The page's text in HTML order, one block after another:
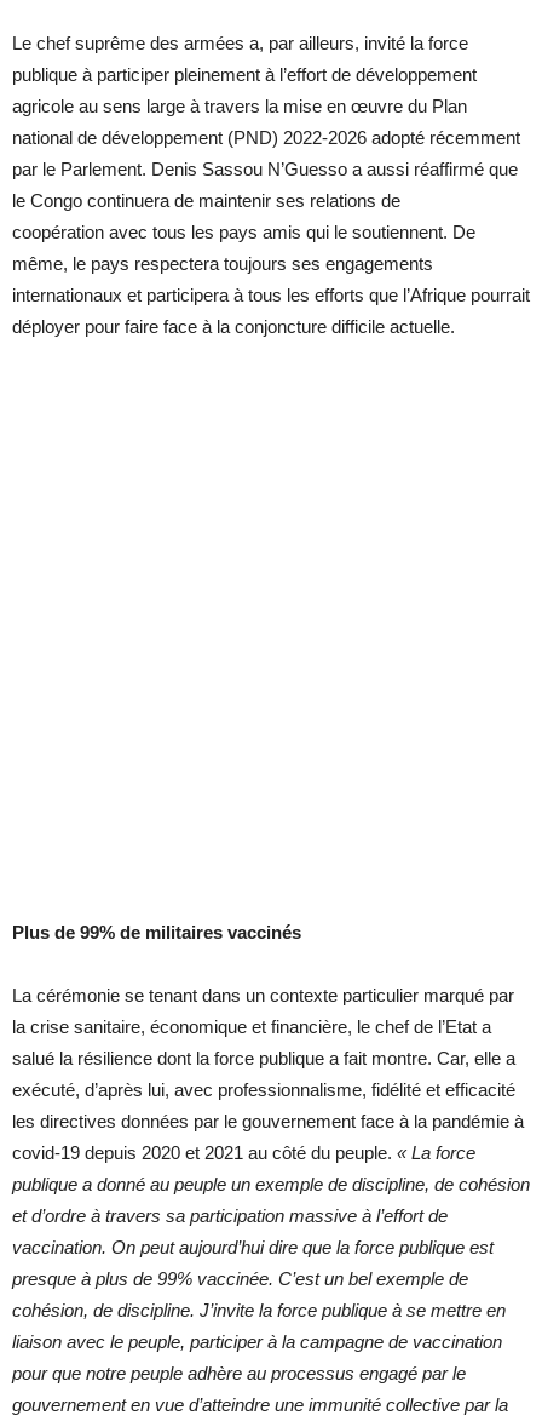
Le chef suprême des armées a, par ailleurs, invité la force
publique à participer pleinement à l’effort de développement
agricole au sens large à travers la mise en œuvre du Plan
national de développement (PND) 2022-2026 adopté récemment
par le Parlement. Denis Sassou N’Guesso a aussi réaffirmé que
le Congo continuera de maintenir ses relations de
coopération avec tous les pays amis qui le soutiennent. De
même, le pays respectera toujours ses engagements
internationaux et participera à tous les efforts que l’Afrique pourrait
déployer pour faire face à la conjoncture difficile actuelle.
Plus de 99% de militaires vaccinés
La cérémonie se tenant dans un contexte particulier marqué par
la crise sanitaire, économique et financière, le chef de l’Etat a
salué la résilience dont la force publique a fait montre. Car, elle a
exécuté, d’après lui, avec professionnalisme, fidélité et efficacité
les directives données par le gouvernement face à la pandémie à
covid-19 depuis 2020 et 2021 au côté du peuple. « La force
publique a donné au peuple un exemple de discipline, de cohésion
et d’ordre à travers sa participation massive à l’effort de
vaccination. On peut aujourd’hui dire que la force publique est
presque à plus de 99% vaccinée. C’est un bel exemple de
cohésion, de discipline. J’invite la force publique à se mettre en
liaison avec le peuple, participer à la campagne de vaccination
pour que notre peuple adhère au processus engagé par le
gouvernement en vue d’atteindre une immunité collective par la